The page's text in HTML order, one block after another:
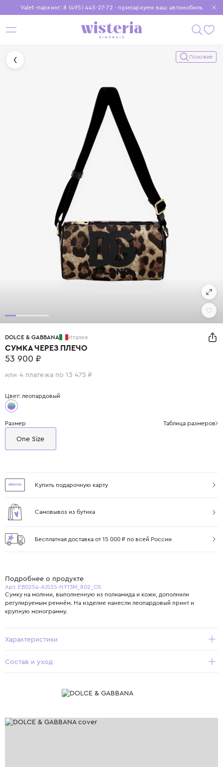
Valet-паркинг: 8 (495) 445-27-72 - припаркуем ваш автомобиль
Бесплатная доставка при заказе от 15 000 ₽
Установите приложение, чтобы покупки были еще удобнее
Похожие
DOLCE & GABBANA Италия
СУМКА ЧЕРЕЗ ПЛЕЧО
53 900 ₽
или 4 платежа по 13 475 ₽
Цвет: леопардовый
Размер Таблица размеров
One Size
Купить подарочную карту
Самовывоз из бутика
Бесплатная доставка от 15 000 ₽ по всей России
Подробнее о продукте
Арт. EB0254-AJ555-HY13M_802_OS
Сумку на молнии, выполненную из полиамида и кожи, дополнили
регулируемым ремнём. На изделие нанесли леопардовый принт и
крупную монограмму.
Характеристики
Состав и уход